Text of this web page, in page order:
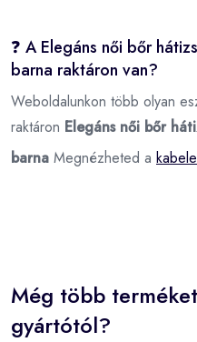
❓ A Elegáns női bőr
barna raktáron van?
Weboldalunkon több olyan
raktáron Elegáns női bőr
barna Megnézheted a
Még több
gyártótól?